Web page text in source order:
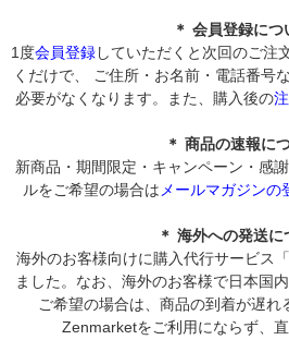
＊ 会員登録につ
1度会員登録していただくと次回のご注
くだけで、 ご住所・お名前・電話番号
必要がなくなります。また、購入後の
＊ 商品の速報に
新商品・期間限定・キャンペーン・感
ルをご希望の場合はメールマガジンの
＊ 海外への発送に
海外のお客様向けに購入代行サービス
ました。なお、海外のお客様で日本国
ご希望の場合は、商品の到着が遅れ
Zenmarketをご利用にならず、直